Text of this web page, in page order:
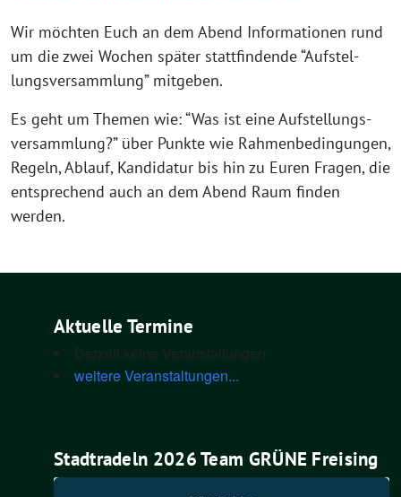
Wir möch­ten Euch an dem Abend Infor­ma­tio­nen rund
um die zwei Wochen spä­ter statt­fin­den­de “Auf­stel­
lungs­ver­samm­lung” mitgeben.
Es geht um The­men wie: “Was ist eine Auf­stel­lungs­
ver­samm­lung?” über Punk­te wie Rah­men­be­din­gun­gen,
Regeln, Ablauf, Kan­di­da­tur bis hin zu Euren Fra­gen, die
ent­spre­chend auch an dem Abend Raum fin­den
werden.
Aktuelle Termine
Derzeit keine Veranstaltungen
weitere Veranstaltungen...
Stadtradeln 2026 Team GRÜNE Freising